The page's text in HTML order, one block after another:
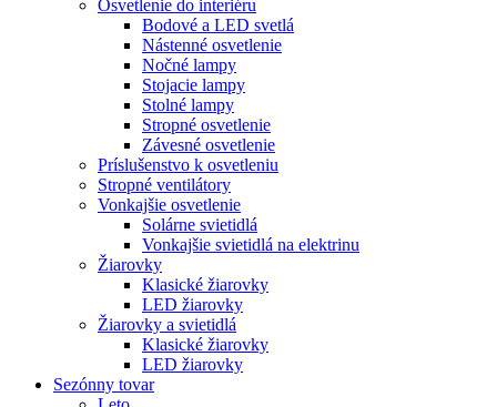
Osvetlenie do interiéru
Bodové a LED svetlá
Nástenné osvetlenie
Nočné lampy
Stojacie lampy
Stolné lampy
Stropné osvetlenie
Závesné osvetlenie
Príslušenstvo k osvetleniu
Stropné ventilátory
Vonkajšie osvetlenie
Solárne svietidlá
Vonkajšie svietidlá na elektrinu
Žiarovky
Klasické žiarovky
LED žiarovky
Žiarovky a svietidlá
Klasické žiarovky
LED žiarovky
Sezónny tovar